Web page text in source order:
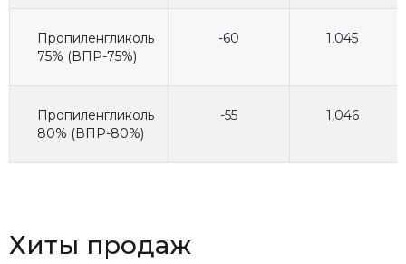
Пропиленгликоль
75% (ВПР-75%)
-60 1,045
Пропиленгликоль
80% (ВПР-80%)
-55 1,046
Хиты продаж